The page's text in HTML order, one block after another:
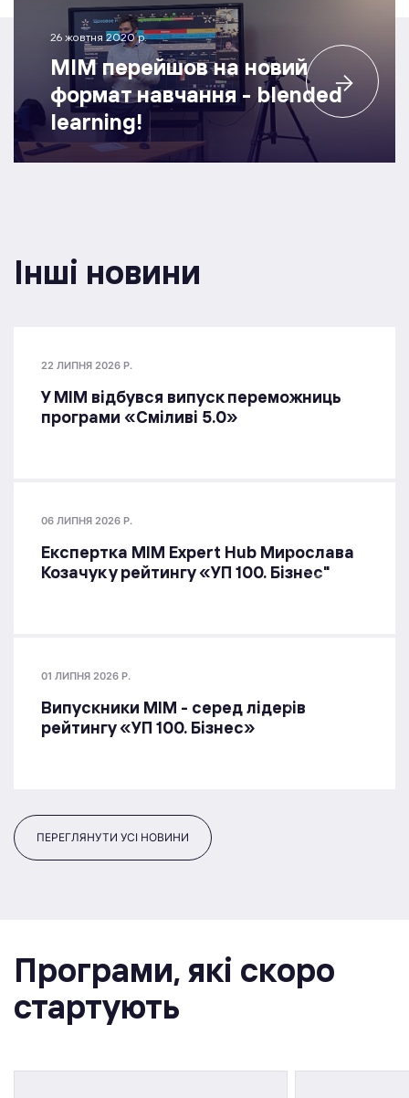
26 жовтня 2020 р.
МІМ перейшов на новий
формат навчання - blended
learning!
Інші новини
22 ЛИПНЯ 2026 Р.
У МІМ відбувся випуск переможниць
програми «Сміливі 5.0»
06 ЛИПНЯ 2026 Р.
Експертка MIM Expert Hub Мирослава
Козачук у рейтингу «УП 100. Бізнес"
01 ЛИПНЯ 2026 Р.
Випускники МІМ - серед лідерів
рейтингу «УП 100. Бізнес»
ПЕРЕГЛЯНУТИ УСІ НОВИНИ
Програми, якi скоро
стартують